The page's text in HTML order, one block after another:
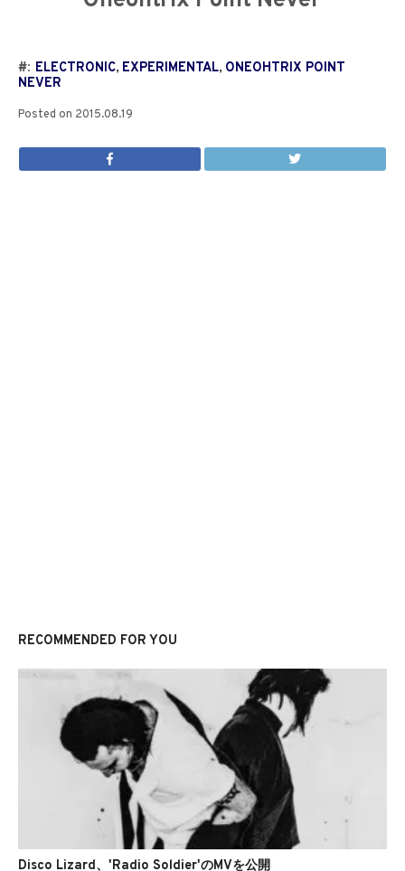
#: ELECTRONIC, EXPERIMENTAL, ONEOHTRIX POINT
NEVER
Posted on 2015.08.19
RECOMMENDED FOR YOU
Disco Lizard、'Radio Soldier'のMVを公開